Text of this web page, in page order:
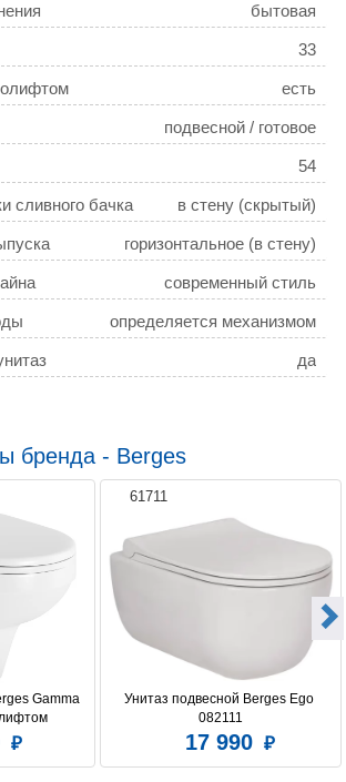
бытовая
33
есть
подвесной / готовое
решение
54
сливного бачка в стену (скрытый)
горизонтальное (в стену)
современный стиль
определяется механизмом
системы инсталляции
да
бренда - Berges
Gamma
61711
Унитаз подвесной Berges Ego
082111
17 990